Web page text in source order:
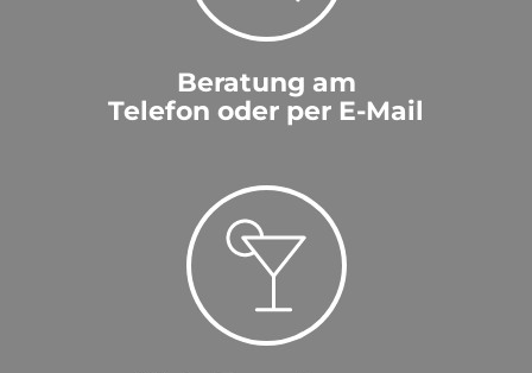
Beratung am
Telefon oder per E-Mail